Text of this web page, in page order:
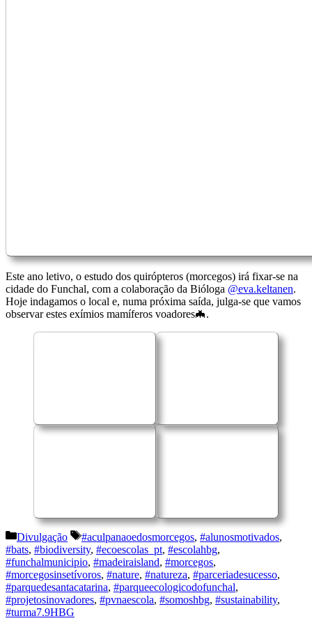
Este ano letivo, o estudo dos quirópteros (morcegos) irá fixar-se na
cidade do Funchal, com a colaboração da Bióloga @eva.keltanen.
Hoje indagamos o local e, numa próxima saída, julga-se que vamos
observar estes exímios mamíferos voadores🦇.
Categorias
Divulgação Etiquetas
#aculpanaoedosmorcegos, #alunosmotivados,
#bats, #biodiversity, #ecoescolas_pt, #escolahbg,
#funchalmunicipio, #madeiraisland, #morcegos,
#morcegosinsetívoros, #nature, #natureza, #parceriadesucesso,
#parquedesantacatarina, #parqueecologicodofunchal,
#projetosinovadores, #pvnaescola, #somoshbg, #sustainability,
#turma7.9HBG